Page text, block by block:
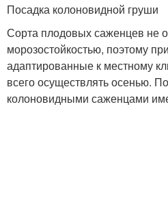
Посадка колоновидной груши
Сорта плодовых саженцев не
морозостойкостью, поэтому
адаптированные к местному
всего осуществлять осенью.
колоновидными саженцами